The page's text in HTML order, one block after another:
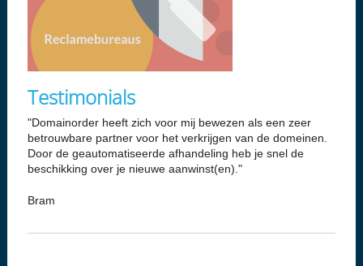
Testimonials
"Domainorder heeft zich voor mij bewezen als een zeer
betrouwbare partner voor het verkrijgen van de domeinen.
Door de geautomatiseerde afhandeling heb je snel de
beschikking over je nieuwe aanwinst(en)."
Bram